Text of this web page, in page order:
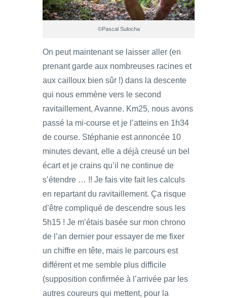
©Pascal Sulocha
On peut maintenant se laisser aller (en
prenant garde aux nombreuses racines et
aux cailloux bien sûr !) dans la descente
qui nous emmène vers le second
ravitaillement, Avanne. Km25, nous avons
passé la mi-course et je l’atteins en 1h34
de course. Stéphanie est annoncée 10
minutes devant, elle a déjà creusé un bel
écart et je crains qu’il ne continue de
s’étendre … !! Je fais vite fait les calculs
en repartant du ravitaillement. Ça risque
d’être compliqué de descendre sous les
5h15 ! Je m’étais basée sur mon chrono
de l’an dernier pour essayer de me fixer
un chiffre en tête, mais le parcours est
différent et me semble plus difficile
(supposition confirmée à l’arrivée par les
autres coureurs qui mettent, pour la